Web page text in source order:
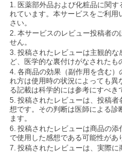
1. 医薬部外品および化粧品に関
れています。本サービスをご利
さい。
2. 本サービスのレビュー投稿者
せん。
3. 投稿されたレビューは主観的
ど、医学的な裏付けがなされたも
4. 各商品の効果（副作用を含む
れ方は使用時の状況によっても
る記載は科学的には参考にすべき
5. 投稿されたレビューは、投稿
想です。その判断は医師による診
ます。
6. 投稿されたレビューは商品の
で使用した感想である可能性があ
7. 投稿されたレビューは、実際